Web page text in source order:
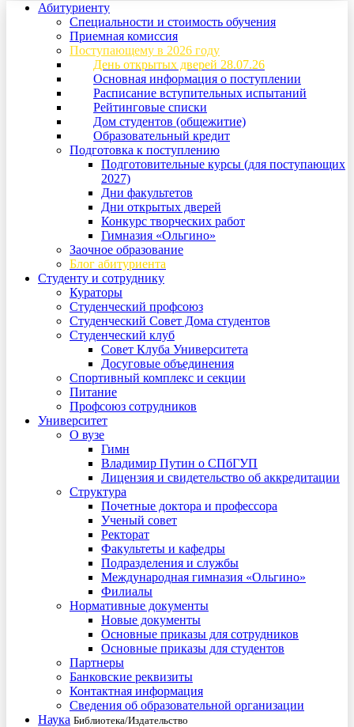
Абитуриенту
Специальности и стоимость обучения
Приемная комиссия
Поступающему в 2026 году
День открытых дверей 28.07.26
Основная информация о поступлении
Расписание вступительных испытаний
Рейтинговые списки
Дом студентов (общежитие)
Образовательный кредит
Подготовка к поступлению
Подготовительные курсы (для поступающих
2027)
Дни факультетов
Дни открытых дверей
Конкурс творческих работ
Гимназия «Ольгино»
Заочное образование
Блог абитуриента
Студенту и сотруднику
Кураторы
Студенческий профсоюз
Студенческий Совет Дома студентов
Студенческий клуб
Совет Клуба Университета
Досуговые объединения
Спортивный комплекс и секции
Питание
Профсоюз сотрудников
Университет
О вузе
Гимн
Владимир Путин о СПбГУП
Лицензия и свидетельство об аккредитации
Структура
Почетные доктора и профессора
Ученый совет
Ректорат
Факультеты и кафедры
Подразделения и службы
Международная гимназия «Ольгино»
Филиалы
Нормативные документы
Новые документы
Основные приказы для сотрудников
Основные приказы для студентов
Партнеры
Банковские реквизиты
Контактная информация
Сведения об образовательной организации
Наука Библиотека/Издательство